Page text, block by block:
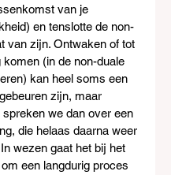
van je
en tenslotte de non-
van zijn. Ontwaken of tot
komen (in de non-duale
kan heel soms een
zijn, maar
spreken we dan over een
die helaas daarna weer
wezen gaat het bij het
een langdurig proces